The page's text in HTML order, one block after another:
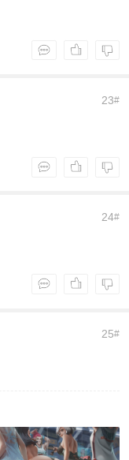
23#
24#
25#